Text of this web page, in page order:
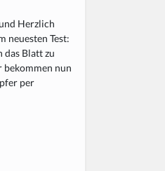
Herzlich
neuesten Test:
das Blatt zu
bekommen nun
per